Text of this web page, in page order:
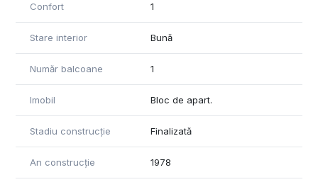
Confort 1
Stare interior Bună
Număr balcoane 1
Imobil Bloc de apart.
Stadiu construcție Finalizată
An construcție 1978